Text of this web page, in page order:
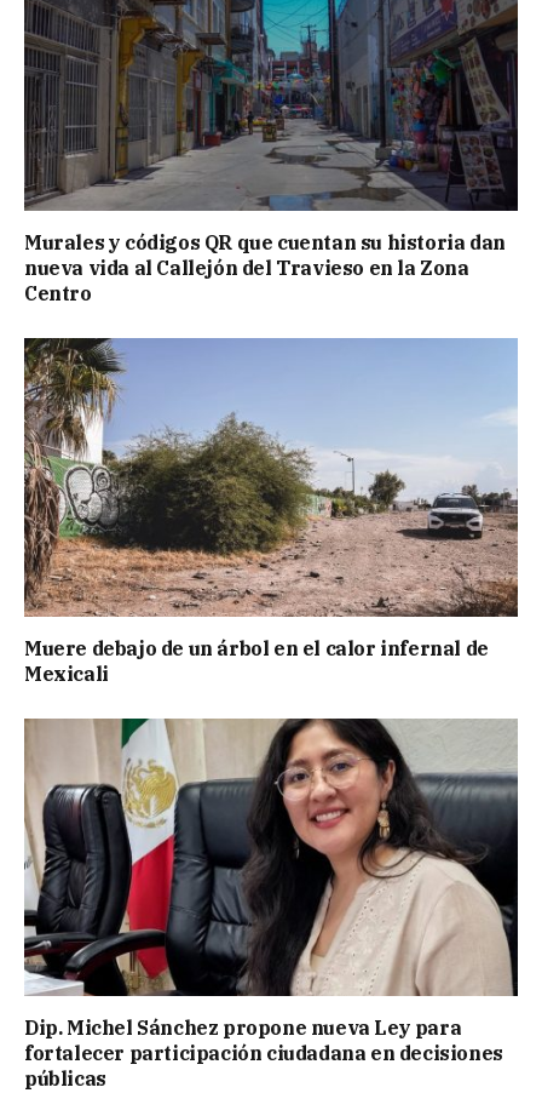
Murales y códigos QR que cuentan su historia dan
nueva vida al Callejón del Travieso en la Zona
Centro
Muere debajo de un árbol en el calor infernal de
Mexicali
Dip. Michel Sánchez propone nueva Ley para
fortalecer participación ciudadana en decisiones
públicas